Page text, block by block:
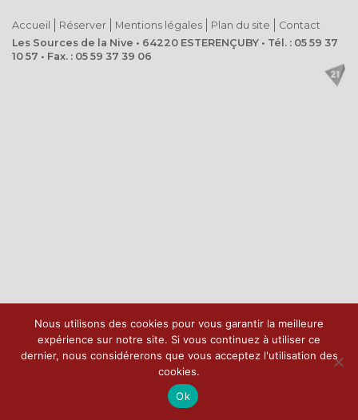
Accueil Réserver Mentions légales Plan du site
Contact
Les Sources de la Nive • 64220 ESTERENÇUBY • Tél. : 05 59 37
10 57 • Fax. : 05 59 37 39 06
Nous utilisons des cookies pour vous garantir la meilleure
expérience sur notre site. Si vous continuez à utiliser ce
dernier, nous considérerons que vous acceptez l'utilisation des
cookies.
Ok